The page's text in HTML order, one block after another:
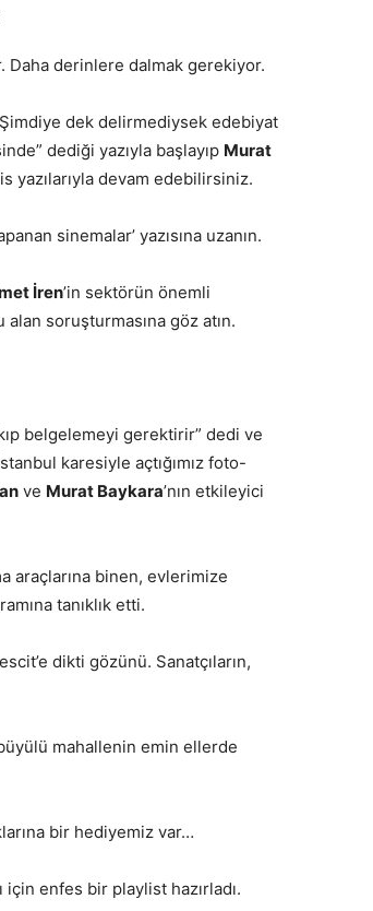
derinlere dalmak gerekiyor.
dek delirmediysek edebiyat
dediği yazıyla başlayıp Murat
yazılarıyla devam edebilirsiniz.
sinemalar’ yazısına uzanın.
İren’in sektörün önemli
alan soruşturmasına göz atın.
belgelemeyi gerektirir” dedi ve
karesiyle açtığımız foto-
ve Murat Baykara’nın etkileyici
araçlarına binen, evlerimize
tanıklık etti.
dikti gözünü. Sanatçıların,
mahallenin emin ellerde
bir hediyemiz var…
için enfes bir playlist hazırladı.